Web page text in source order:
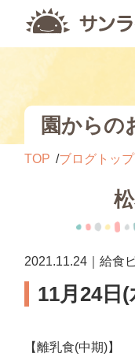
園からの
TOP ブログトップ
2021.11.24｜給食
11月24日
【離乳食(中期)】